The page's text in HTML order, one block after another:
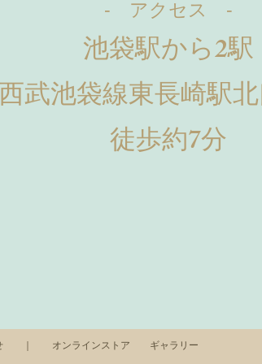
- アクセス -
池袋駅から2駅
武池袋線東長崎駅
徒歩約7分
オンラインストア ギャラリー